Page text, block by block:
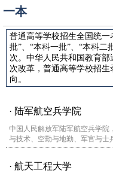
一本
普通高等学校招生全国统
批”、“本科一批”、“本科二
次。中华人民共和国教育
次改革，普通高等学校招
向。
· 陆军航空兵学院
中国人民解放军陆军航空兵学院
与技术、空勤与地勤、军官与士
· 航天工程大学